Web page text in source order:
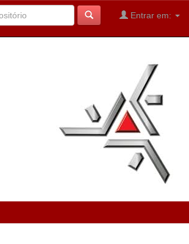
Entrar em: